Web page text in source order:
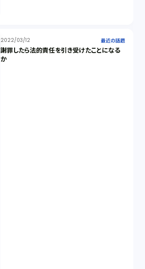
2022/03/12 最近の話題
謝罪したら法的責任を引き受けたことになる
か